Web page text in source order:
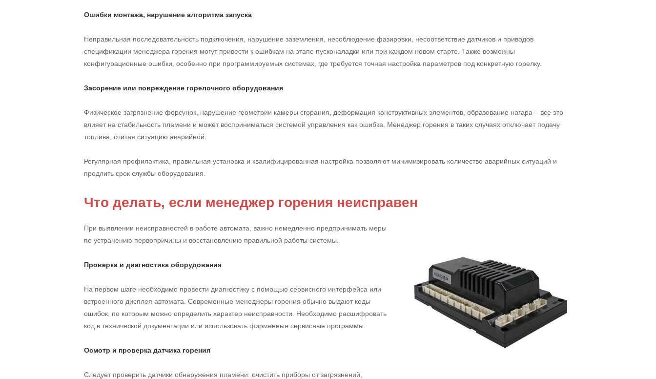
Ошибки монтажа, нарушение алгоритма запуска
Неправильная последовательность подключения, нарушение заземления, несоблюдение фазировки, несоответствие датчиков и приводов
спецификации менеджера горения могут привести к ошибкам на этапе пусконаладки или при каждом новом старте. Также возможны
конфигурационные ошибки, особенно при программируемых системах, где требуется точная настройка параметров под конкретную горелку.
Засорение или повреждение горелочного оборудования
Физическое загрязнение форсунок, нарушение геометрии камеры сгорания, деформация конструктивных элементов, образование нагара – все это
влияет на стабильность пламени и может восприниматься системой управления как ошибка. Менеджер горения в таких случаях отключает подачу
топлива, считая ситуацию аварийной.
Регулярная профилактика, правильная установка и квалифицированная настройка позволяют минимизировать количество аварийных ситуаций и
продлить срок службы оборудования.
Что делать, если менеджер горения неисправен
При выявлении неисправностей в работе автомата, важно немедленно предпринимать меры
по устранению первопричины и восстановлению правильной работы системы.
Проверка и диагностика оборудования
На первом шаге необходимо провести диагностику с помощью сервисного интерфейса или
встроенного дисплея автомата. Современные менеджеры горения обычно выдают коды
ошибок, по которым можно определить характер неисправности. Необходимо расшифровать
код в технической документации или использовать фирменные сервисные программы.
Осмотр и проверка датчика горения
Следует проверить датчики обнаружения пламени: очистить приборы от загрязнений,